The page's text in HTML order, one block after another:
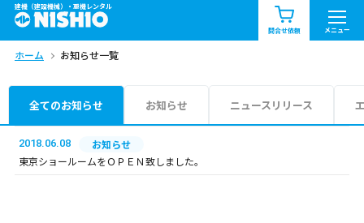
建機（建設機械）・重機レンタル
問合せ依頼 メニュー
商品一覧 お知らせ一覧
問合せ依頼リスト
エリア情報を見る
ホーム お知らせ一覧
全てのお知らせ お知らせ ニュースリリース
2018.06.08
お知らせ
東京ショールームをＯＰＥＮ致しました。